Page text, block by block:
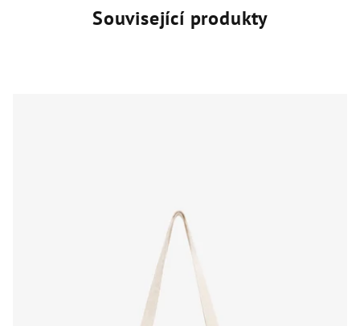
Související produkty